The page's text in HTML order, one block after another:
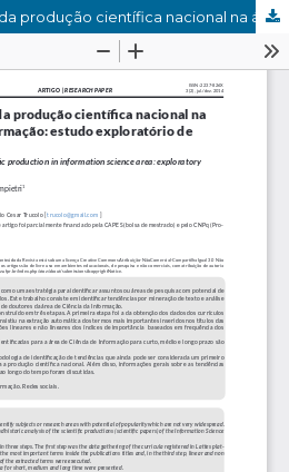
Análise de tendências da produção científica nacional na área de Ciência da Informação: estudo exploratório de mineração de textos